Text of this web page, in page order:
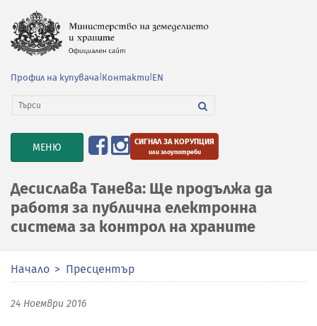
Профил на купувача Контакти EN
TOGGLE
NAVIGATION
МЕНЮ СИГНАЛ ЗА КОРУПЦИЯ
или злоупотреби
Десислава Танева: Ще продължа да
работя за публична електронна
система за контрол на храните
Начало Пресцентър
24 Ноември 2016